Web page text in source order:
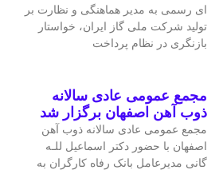
ای رسمی به مدیر هماهنگی و نظارت بر
تولید شرکت ملی گاز ایران، خواستار
بازنگری در نظام پرداخت
مجمع عمومی عادی سالانه
ذوب آهن اصفهان برگزار شد
مجمع عمومی عادی سالانه ذوب آهن
اصفهان با حضور دکتر اسماعیل للـه
گانی مدیرعامل بانک رفاه کارگران به